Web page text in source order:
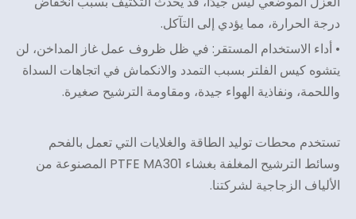
درجة الحرارة، مما يؤدي إلى التآكل.
• أداء الاستخدام المستقر: في ظل ظروف عمل غاز المداخن، لن
يتشوه كيس الفلتر بسبب التمدد والانكماش في اتجاهات السداة
واللحمة، ونفاذية الهواء جيدة، ومقاومة الترشيح صغيرة.
تستخدم محطات توليد الطاقة والغلايات التي تعمل بالفحم
وسائط الترشيح المغلفة بغشاء PTFE MA301 المصنوعة من
الألياف الزجاجية لشركتنا.